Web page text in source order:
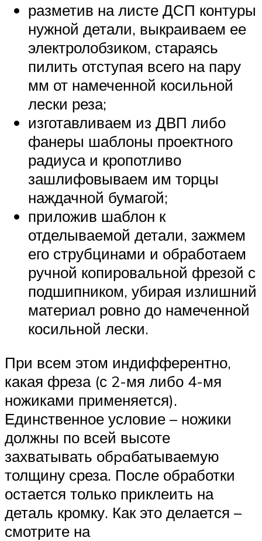
разметив на листе ДСП контуры
нужной детали, выкраиваем ее
электролобзиком, стараясь
пилить отступая всего на пару
мм от намеченной косильной
лески реза;
изготавливаем из ДВП либо
фанеры шаблоны проектного
радиуса и кропотливо
зашлифовываем им торцы
наждачной бумагой;
приложив шаблон к
отделываемой детали, зажмем
его струбцинами и обработаем
ручной копировальной фрезой с
подшипником, убирая излишний
материал ровно до намеченной
косильной лески.
При всем этом индифферентно,
какая фреза (с 2-мя либо 4-мя
ножиками применяется).
Единственное условие – ножики
должны по всей высоте
захватывать обpaбатываемую
толщину среза. После обработки
остается только приклеить на
деталь кромку. Как это делается –
смотрите на